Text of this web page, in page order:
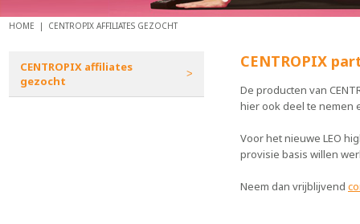
HOME | CENTROPIX AFFILIATES GEZOCHT
CENTROPIX affiliates
gezocht
CENTROPIX
De producten van
hier ook deel te nemen
Voor het nieuwe LEO
provisie basis willen
Neem dan vrijblijvend